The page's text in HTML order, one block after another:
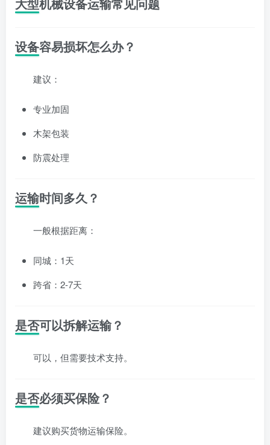
设备容易损坏怎么办？
建议：
专业加固
木架包装
防震处理
运输时间多久？
一般根据距离：
同城：1天
跨省：2-7天
是否可以拆解运输？
可以，但需要技术支持。
是否必须买保险？
建议购买货物运输保险。